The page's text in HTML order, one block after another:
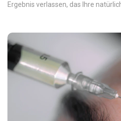
Ergebnis verlassen, das Ihre